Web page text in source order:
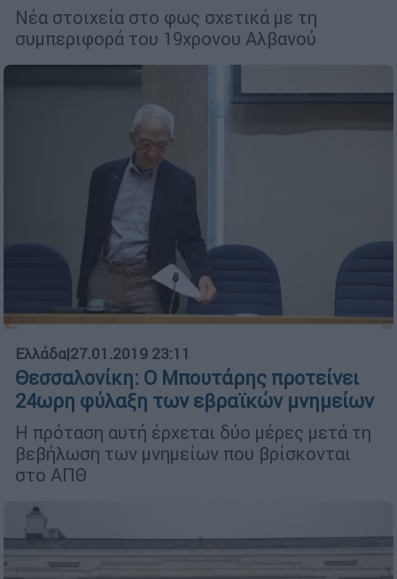
Νέα στοιχεία στο φως σχετικά με τη
συμπεριφορά του 19χρονου Αλβανού
Ελλάδα|27.01.2019 23:11
Θεσσαλονίκη: Ο Μπουτάρης προτείνει
24ωρη φύλαξη των εβραϊκών μνημείων
Η πρόταση αυτή έρχεται δύο μέρες μετά τη
βεβήλωση των μνημείων που βρίσκονται
στο ΑΠΘ